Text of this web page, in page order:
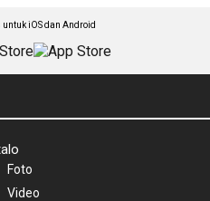
iOS dan Android
Foto
Video